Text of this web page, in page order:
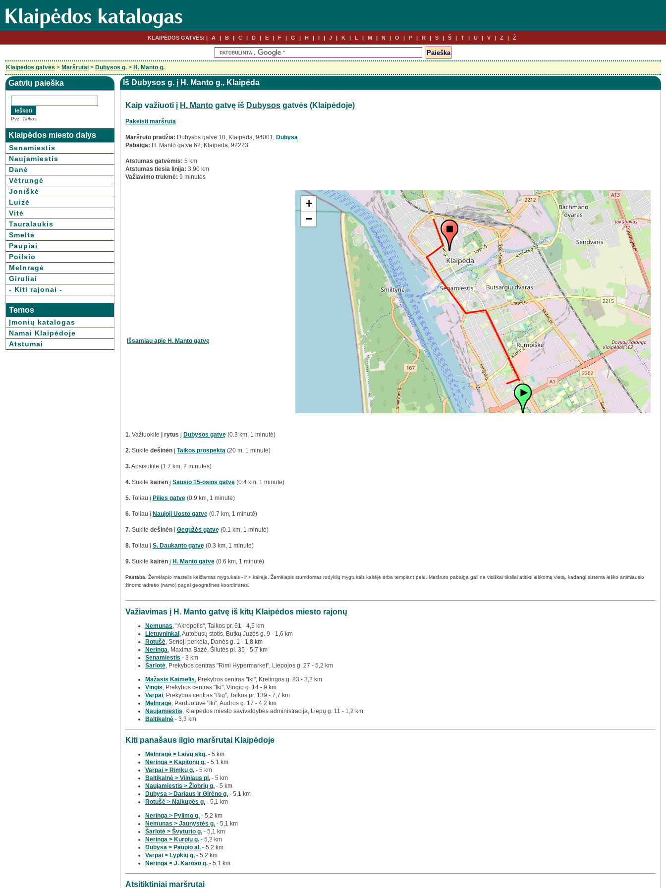
KLAIPĖDOS GATVĖS: A B C D E F G H I J K L M N O P R S Š T U V Z Ž
Klaipėdos gatvės > Maršrutai > Dubysos g. > H. Manto g.
Gatvių paieška
Pvz. Taikos
Klaipėdos miesto dalys
Senamiestis
Naujamiestis
Danė
Vėtrungė
Joniškė
Luizė
Vitė
Tauralaukis
Smeltė
Paupiai
Poilsio
Melnragė
Giruliai
- Kiti rajonai -
Temos
Įmonių katalogas
Namai Klaipėdoje
Atstumai
Iš Dubysos g. į H. Manto g., Klaipėda
Kaip važiuoti į H. Manto gatvę iš Dubysos gatvės (Klaipėdoje)
Pakeisti maršrutą
Maršruto pradžia: Dubysos gatvė 10, Klaipėda, 94001, Dubysa
Pabaiga: H. Manto gatvė 62, Klaipėda, 92223
Atstumas gatvėmis: 5 km
Atstumas tiesia linija: 3,90 km
Važiavimo trukmė: 9 minutės
Išsamiau apie H. Manto gatvę
+
−
1. Važiuokite į rytus į Dubysos gatvę (0.3 km, 1 minutė)
2. Sukite dešinėn į Taikos prospektą (20 m, 1 minutė)
3.Apsisukite (1.7 km, 2 minutės)
4. Sukite kairėn į Sausio 15-osios gatvę (0.4 km, 1 minutė)
5. Toliau į Pilies gatvę (0.9 km, 1 minutė)
6. Toliau į Naujoji Uosto gatvę (0.7 km, 1 minutė)
7. Sukite dešinėn į Gegužės gatvę (0.1 km, 1 minutė)
8. Toliau į S. Daukanto gatvę (0.3 km, 1 minutė)
9. Sukite kairėn į H. Manto gatvę (0.6 km, 1 minutė)
Pastaba. Žemėlapio mastelis keičiamas mygtukais - ir+ kairėje. Žemėlapis stumdomas rodyklių mygtukais kairėje arba tempiant pele. Maršruto pabaiga gali ne visiškai tiksliai atitikti ieškomą vietą, kadangi sistema ieško artimiausio
žinomo adreso (namo) pagal geografines koordinates.
Važiavimas į H. Manto gatvę iš kitų Klaipėdos miesto rajonų
Nemunas , "Akropolis", Taikos pr. 61 - 4,5 km
Lietuvninkai , Autobusų stotis, Butkų Juzės g. 9 - 1,6 km
Rotušė , Senoji perkėla, Danės g. 1 - 1,8 km
Neringa , Maxima Bazė, Šilutės pl. 35 - 5,7 km
Senamiestis - 3 km
Šarlotė , Prekybos centras "Rimi Hypermarket", Liepojos g. 27 - 5,2 km
Mažasis Kaimelis , Prekybos centras "Iki", Kretingos g. 83 - 3,2 km
Vingis , Prekybos centras "Iki", Vingio g. 14 - 9 km
Varpai , Prekybos centras "Big", Taikos pr. 139 - 7,7 km
Melnragė , Parduotuvė "Iki", Audros g. 17 - 4,2 km
Naujamiestis , Klaipėdos miesto savivaldybės administracija, Liepų g. 11 - 1,2 km
Baltikalnė - 3,3 km
Kiti panašaus ilgio maršrutai Klaipėdoje
Melnragė > Laivų skg. - 5 km
Neringa > Kapitonų g. - 5,1 km
Varpai > Rimkų g. - 5 km
Baltikalnė > Vilniaus pl. - 5 km
Naujamiestis > Žiobrių g. - 5 km
Dubysa > Dariaus ir Girėno g. - 5,1 km
Rotušė > Naikupės g. - 5,1 km
Neringa > Pylimo g. - 5,2 km
Nemunas > Jaunystės g. - 5,1 km
Šarlotė > Švyturio g. - 5,1 km
Neringa > Kurpių g. - 5,2 km
Dubysa > Paupio al. - 5,2 km
Varpai > Lypkių g. - 5,2 km
Neringa > J. Karoso g. - 5,1 km
Atsitiktiniai maršrutai